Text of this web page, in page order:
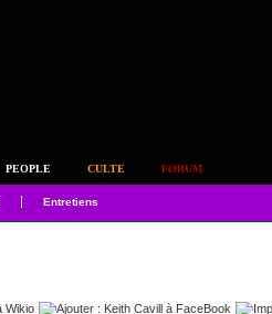
PEOPLE CULTE FORUM
Entretiens